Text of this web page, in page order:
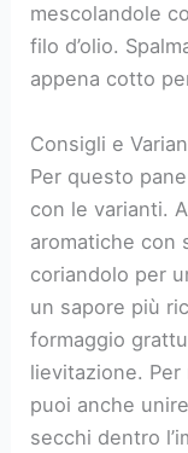
mescolandole
filo d’olio.
appena cotto
Consigli e
Per questo
con le varianti.
aromatiche con
coriandolo per
un sapore più
formaggio
lievitazione.
puoi anche
secchi dentro